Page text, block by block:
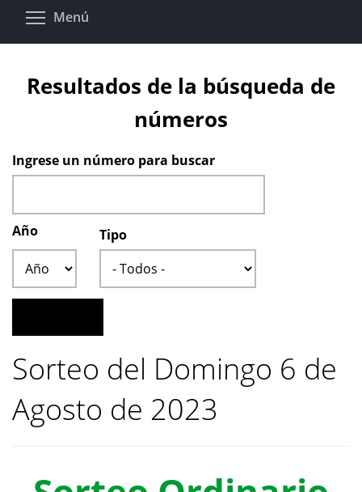
Pasar
Menú
Resultados de la búsqueda de
números
Ingrese un número para buscar
Año
Tipo
Sorteo del Domingo 6 de
Agosto de 2023